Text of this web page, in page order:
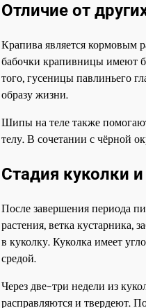
Отличие от
Крапива является кормовым
бабочки крапивницы имеют
того, гусеницы павлиньего
образу жизни.
Шипы на теле также
телу. В сочетании с чёрной
Стадия куколки
После завершения периода
растения, ветка кустарника,
в куколку. Куколка имеет
средой.
Через две–три недели из
расправляются и твердеют.